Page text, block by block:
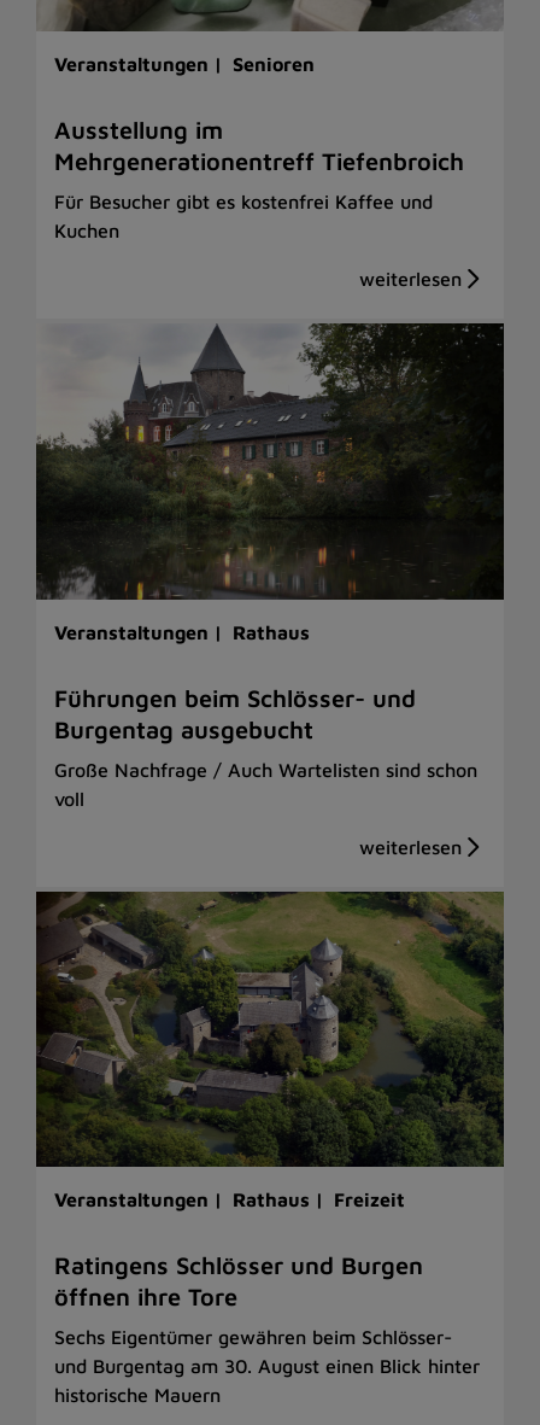
Veranstaltungen | Senioren
Ausstellung im
Mehrgenerationentreff Tiefenbroich
Für Besucher gibt es kostenfrei Kaffee und
Kuchen
Veranstaltungen | Rathaus
Führungen beim Schlösser- und
Burgentag ausgebucht
Große Nachfrage / Auch Wartelisten sind schon
voll
Veranstaltungen | Rathaus | Freizeit
Ratingens Schlösser und Burgen
öffnen ihre Tore
Sechs Eigentümer gewähren beim Schlösser-
und Burgentag am 30. August einen Blick hinter
historische Mauern